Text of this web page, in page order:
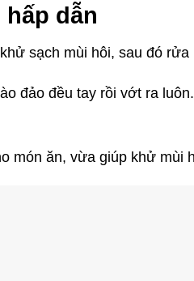
dẫn
sạch mùi hôi, sau đó
đảo đều tay rồi vớt ra
món ăn, vừa giúp khử mùi